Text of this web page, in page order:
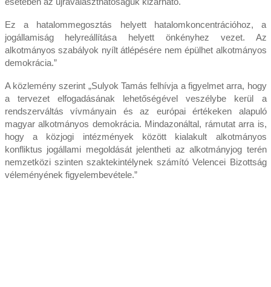
Ez a hatalommegosztás helyett hatalomkoncentrációhoz, a
jogállamiság helyreállítása helyett önkényhez vezet. Az
alkotmányos szabályok nyílt átlépésére nem épülhet alkotmányos
demokrácia.”
A közlemény szerint „Sulyok Tamás felhívja a figyelmet arra, hogy
a tervezet elfogadásának lehetőségével veszélybe kerül a
rendszerváltás vívmányain és az európai értékeken alapuló
magyar alkotmányos demokrácia. Mindazonáltal, rámutat arra is,
hogy a közjogi intézmények között kialakult alkotmányos
konfliktus jogállami megoldását jelentheti az alkotmányjog terén
nemzetközi szinten szaktekintélynek számító Velencei Bizottság
véleményének figyelembevétele.”